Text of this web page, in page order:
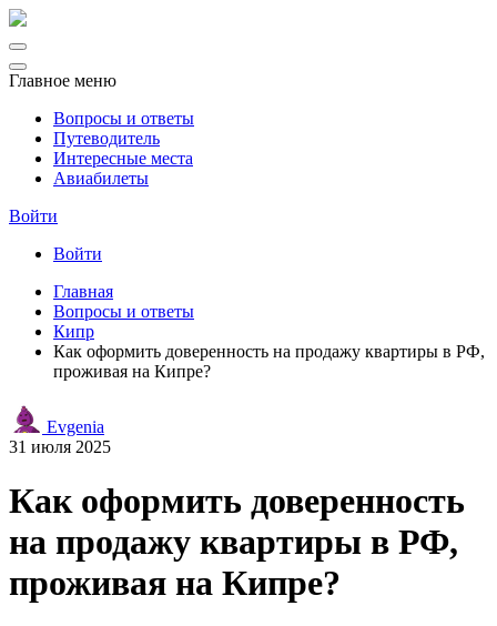
Главное меню
Вопросы и ответы
Путеводитель
Интересные места
Авиабилеты
Войти
Войти
Главная
Вопросы и ответы
Кипр
Как оформить доверенность на продажу квартиры в РФ,
проживая на Кипре?
Evgenia
31 июля 2025
Как оформить доверенность
на продажу квартиры в РФ,
проживая на Кипре?